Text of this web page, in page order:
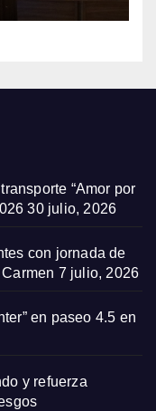
“Amor por
30 julio, 2026
con jornada de
7 julio, 2026
en paseo 4.5 en
y refuerza